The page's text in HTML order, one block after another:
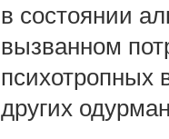
в состоянии
вызванном
психотропных
других